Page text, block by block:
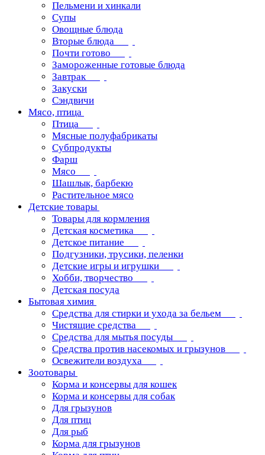
Пельмени и хинкали
Супы
Овощные блюда
Вторые блюда
Почти готово
Замороженные готовые блюда
Завтрак
Закуски
Сэндвичи
Мясо, птица
Птица
Мясные полуфабрикаты
Субпродукты
Фарш
Мясо
Шашлык, барбекю
Растительное мясо
Детские товары
Товары для кормления
Детская косметика
Детское питание
Подгузники, трусики, пеленки
Детские игры и игрушки
Хобби, творчество
Детская посуда
Бытовая химия
Средства для стирки и ухода за бельем
Чистящие средства
Средства для мытья посуды
Средства против насекомых и грызунов
Освежители воздуха
Зоотовары
Корма и консервы для кошек
Корма и консервы для собак
Для грызунов
Для птиц
Для рыб
Корма для грызунов